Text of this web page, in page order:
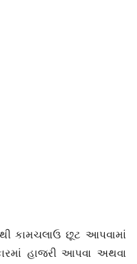
કામચલાઉ છૂટ આપવામાં
હાજરી આપવા અથવા